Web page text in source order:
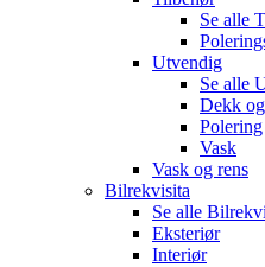
Se alle
Utvendig
Se alle
Dekk
Polering
Vask
Vask og rens
Bilrekvisita
Se alle
Eksteriør
Interiør